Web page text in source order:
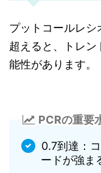
プットコールレシ
超えると、トレ
能性があります。
PCRの重要
0.7到達：
ードが強ま